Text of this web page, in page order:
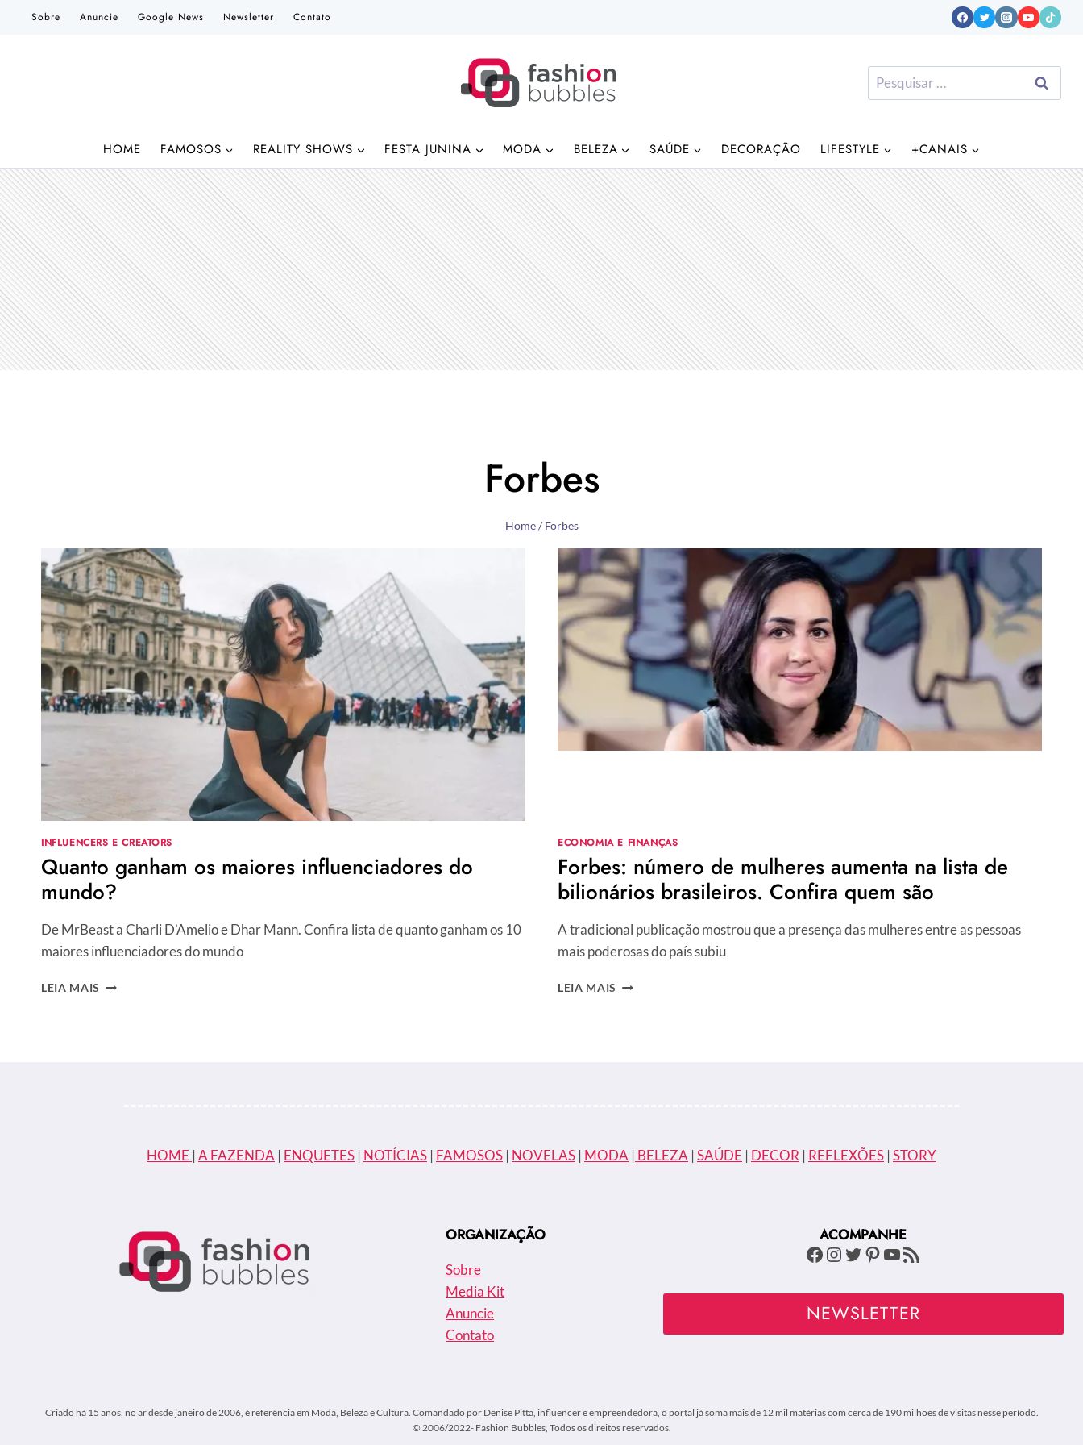
Sobre Anuncie Google News Newsletter Contato
Pesquisar
por:
HOME FAMOSOS REALITY SHOWS FESTA JUNINA MODA BELEZA SAÚDE DECORAÇÃO LIFESTYLE +CANAIS
Forbes
Home / Forbes
INFLUENCERS E CREATORS
Quanto ganham os maiores influenciadores do
mundo?
De MrBeast a Charli D’Amelio e Dhar Mann. Confira lista de quanto ganham os 10
maiores influenciadores do mundo
LEIA MAIS QUANTO
ECONOMIA E FINANÇAS
Forbes: número de mulheres aumenta na lista de
bilionários brasileiros. Confira quem são
A tradicional publicação mostrou que a presença das mulheres entre as pessoas
mais poderosas do país subiu
LEIA MAIS FORBES:
CONFIRA
HOME | A FAZENDA | ENQUETES | NOTÍCIAS | FAMOSOS | NOVELAS | MODA | BELEZA | SAÚDE | DECOR | REFLEXÕES | STORY
ORGANIZAÇÃO
Sobre
Media Kit
Anuncie
Contato
ACOMPANHE
Facebook
Instagram
Twitter
Pinterest
Youtube
Feed RSS
NEWSLETTER
Criado há 15 anos, no ar desde janeiro de 2006, é referência em Moda, Beleza e Cultura. Comandado por Denise Pitta, influencer e empreendedora, o portal já soma mais de 12 mil matérias com cerca de 190 milhões de visitas nesse período.
© 2006/2022- Fashion Bubbles, Todos os direitos reservados.